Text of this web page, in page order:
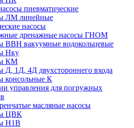
пневматические
ЛМ линейные
насосы
дренажные насосы ГНОМ
ВВН вакуумные водокольцевые
Нку
КМ
Д, 1Д, 4Д двухстороннего входа
консольные К
управления для погружных
масляные насосы
ЦВК
Н1В